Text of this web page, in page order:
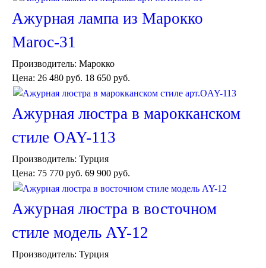
Торшеры Мозаика
Торшеры со стеклом
Светильники в хамам
Светильники потолочные
Светильники для кафе и ресторанов
Светильники дизайнерские
Светильники Лофт
Люстры для мечети
Абажуры
Столы и столики
Диваны и кресла
Комоды и тумбы
Пуфы и стулья
Шкафы
Обеденные группы
Спальня Марокко
Уход за мебелью
Ажурная лампа из Марокко
Maroc-31
Производитель: Марокко
Цена: 26 480 руб. 18 650 руб.
Ажурная люстра в марокканском
стиле OAY-113
Производитель: Турция
Цена: 75 770 руб. 69 900 руб.
Ажурная люстра в восточном
стиле модель AY-12
Производитель: Турция